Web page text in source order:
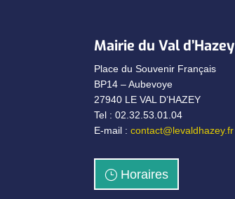
Mairie du Val d’Hazey
Place du Souvenir Français
BP14 – Aubevoye
27940 LE VAL D’HAZEY
Tel : 02.32.53.01.04
E-mail :contact@levaldhazey.fr
Horaires